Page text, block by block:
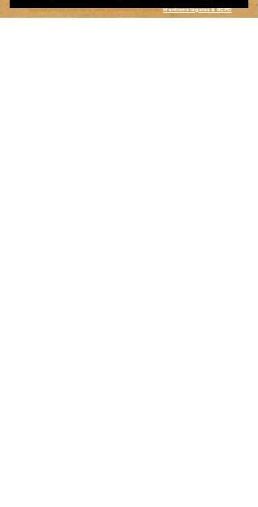
copyright ©
| véronique chambeau | Tous droits réservés–Contenus protégés–
Reproduction interdite sans autorisation écrite.Mentions légales & RGPD